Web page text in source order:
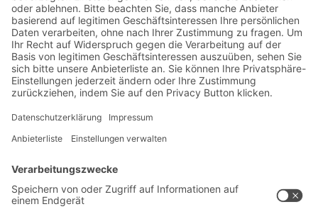
Lager- & Logistiknews
Exklusive Rabatte
Neuheiten
Newsletter abonnieren
Lösungen
IntralogistiklösungenKontaktformular